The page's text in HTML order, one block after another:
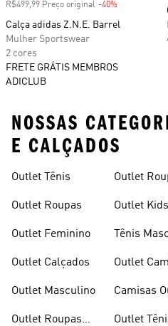
R$499,99 Preço original -40%
Calça adidas Z.N.E. Barrel
Mulher Sportswear
2 cores
FRETE GRÁTIS MEMBROS
ADICLUB
NOSSAS
E CALÇADOS
Outlet Tênis
Outlet Roupas
Outlet Feminino
Outlet Calçados
Outlet Masculino
Outlet Roupas
Outlet
Outlet Kids
Tênis
Outlet
Camisas
Outlet